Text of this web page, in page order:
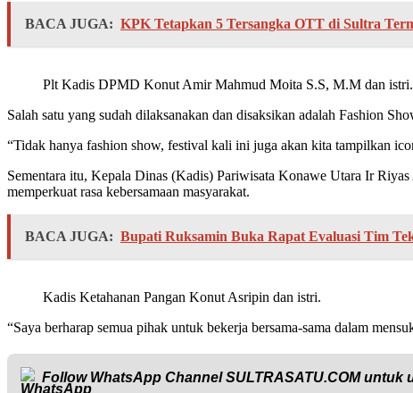
BACA JUGA: KPK Tetapkan 5 Tersangka OTT di Sultra
Plt Kadis DPMD Konut Amir Mahmud Moita S.S, M.M dan istri.
Salah satu yang sudah dilaksanakan dan disaksikan adalah Fashion
“Tidak hanya fashion show, festival kali ini juga akan kita tampilkan
Sementara itu, Kepala Dinas (Kadis) Pariwisata Konawe Utara Ir
memperkuat rasa kebersamaan masyarakat.
BACA JUGA: Bupati Ruksamin Buka Rapat Evaluasi Tim
Kadis Ketahanan Pangan Konut Asripin dan istri.
“Saya berharap semua pihak untuk bekerja bersama-sama dalam
Follow WhatsApp ChannelSULTRASATU.COMuntuk